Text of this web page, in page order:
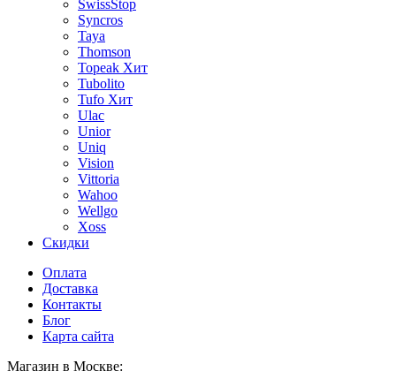
SwissStop
Syncros
Taya
Thomson
Topeak Хит
Tubolito
Tufo Хит
Ulac
Unior
Uniq
Vision
Vittoria
Wahoo
Wellgo
Xoss
Скидки
Оплата
Доставка
Контакты
Блог
Карта сайта
Магазин в Москве: